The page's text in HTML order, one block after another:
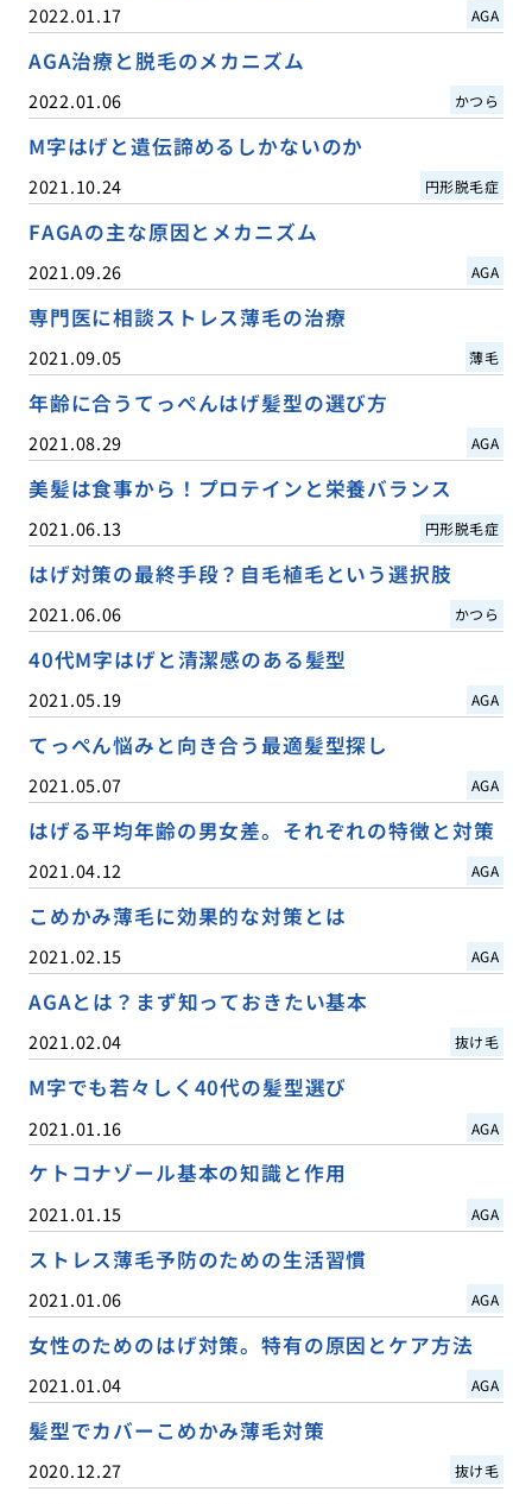
2022.01.17 AGA
AGA治療と脱毛のメカニズム
2022.01.06 かつら
M字はげと遺伝諦めるしかないのか
2021.10.24 円形脱毛症
FAGAの主な原因とメカニズム
2021.09.26 AGA
専門医に相談ストレス薄毛の治療
2021.09.05 薄毛
年齢に合うてっぺんはげ髪型の選び方
2021.08.29 AGA
美髪は食事から！プロテインと栄養バランス
2021.06.13 円形脱毛症
はげ対策の最終手段？自毛植毛という選択肢
2021.06.06 かつら
40代M字はげと清潔感のある髪型
2021.05.19 AGA
てっぺん悩みと向き合う最適髪型探し
2021.05.07 AGA
はげる平均年齢の男女差。それぞれの特徴と対策
2021.04.12 AGA
こめかみ薄毛に効果的な対策とは
2021.02.15 AGA
AGAとは？まず知っておきたい基本
2021.02.04 抜け毛
M字でも若々しく40代の髪型選び
2021.01.16 AGA
ケトコナゾール基本の知識と作用
2021.01.15 AGA
ストレス薄毛予防のための生活習慣
2021.01.06 AGA
女性のためのはげ対策。特有の原因とケア方法
2021.01.04 AGA
髪型でカバーこめかみ薄毛対策
2020.12.27 抜け毛